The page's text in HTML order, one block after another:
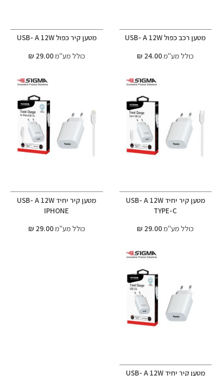
מטען רכב כפול USB- A 12W
כולל מע"מ24.00 ₪
מטען קיר כפול USB- A 12W
כולל מע"מ29.00 ₪
מטען קיר יחיד USB- A 12W
TYPE-C
כולל מע"מ29.00 ₪
מטען קיר יחיד USB- A 12W
IPHONE
כולל מע"מ29.00 ₪
מטען קיר יחיד USB- A 12W